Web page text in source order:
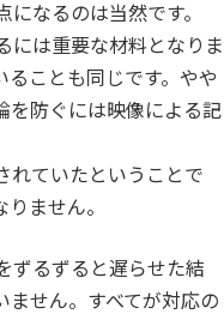
なるのは当然です。
には重要な材料となりま
ことも同じです。やや
を防ぐには映像による記
れていたということで
ません。
ずるずると遅らせた結
ません。すべてが対応の